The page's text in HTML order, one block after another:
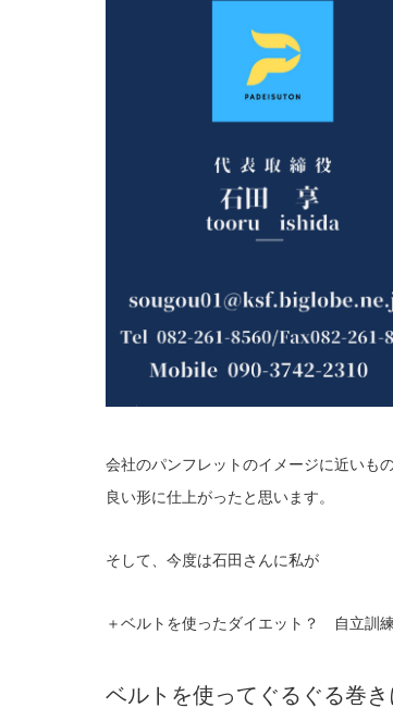
会社のパンフレットのイメージに近いも
良い形に仕上がったと思います。
そして、今度は石田さんに私が
＋ベルトを使ったダイエット？ 自立訓
ベルトを使ってぐるぐる巻